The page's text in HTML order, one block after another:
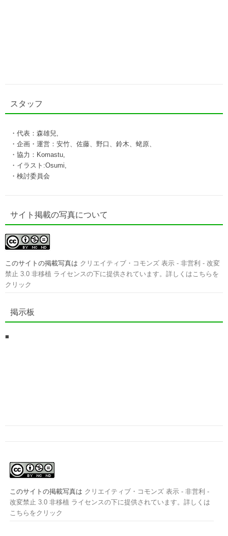
スタッフ
・代表：森雄兒,
・企画・運営：安竹、佐藤、野口、鈴木、蛯原、
・協力：Komastu,
・イラスト:Osumi,
・検討委員会
サイト掲載の写真について
このサイトの掲載写真は クリエイティブ・コモンズ 表示 - 非営利 - 改変
禁止 3.0 非移植 ライセンスの下に提供されています。詳しくはこちらを
クリック
掲示板
■
このサイトの掲載写真は クリエイティブ・コモンズ 表示 - 非営利 -
改変禁止 3.0 非移植 ライセンスの下に提供されています。詳しくは
こちらをクリック